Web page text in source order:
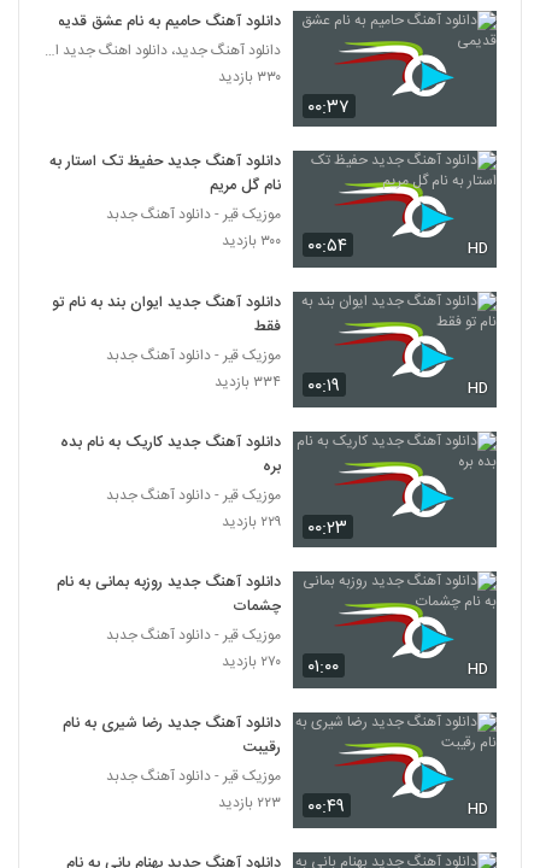
دانلود آهنگ معشوقه ممنوعه از موجا بند به
همراه متن ترانه
5386
آهنگ فرزاد رضوی بنام داری میری
5387
مجید جهانشاهی آهنگ جاده تباهی
۲۲۰ بازدید
دانلود آهنگ از وقتی که رفتی از رضا پناهی
5389
حسام تقی زاده آهنگ حس قشنگ
۲۴۱ بازدید
دانلود آهنگ جدید و زیبای مهدی معینی با نام
عشق
۲۳۵ بازدید
آهنگ مسعود یاوری بنام که میدانم که میدانی
5392
آهنگ رحیم عزیزی بنام خواب
۲۴۱ بازدید
دانلود آهنگ حواسم هست بهت از مجتبی شاه
علی به همراه متن ترانه
۲۰۱ بازدید
۰۰:۳۷
دانلود آهنگ حامیم به نام عشق قدیمی
دانلود آهنگ جدید، دانلود اهنگ جدید ایرانی
۳۳۰ بازدید
۰۰:۵۴ HD
دانلود آهنگ جدید حفیظ تک استار به
نام گل مریم
موزیک قیر - دانلود آهنگ جدبد
۳۰۰ بازدید
۰۰:۱۹ HD
دانلود آهنگ جدید ایوان بند به نام تو
فقط
موزیک قیر - دانلود آهنگ جدبد
۳۳۴ بازدید
۰۰:۲۳
دانلود آهنگ جدید کاریک به نام بده
بره
موزیک قیر - دانلود آهنگ جدبد
۲۲۹ بازدید
۰۱:۰۰ HD
دانلود آهنگ جدید روزبه بمانی به نام
چشمات
موزیک قیر - دانلود آهنگ جدبد
۲۷۰ بازدید
۰۰:۴۹ HD
دانلود آهنگ جدید رضا شیری به نام
رقیبت
موزیک قیر - دانلود آهنگ جدبد
۲۲۳ بازدید